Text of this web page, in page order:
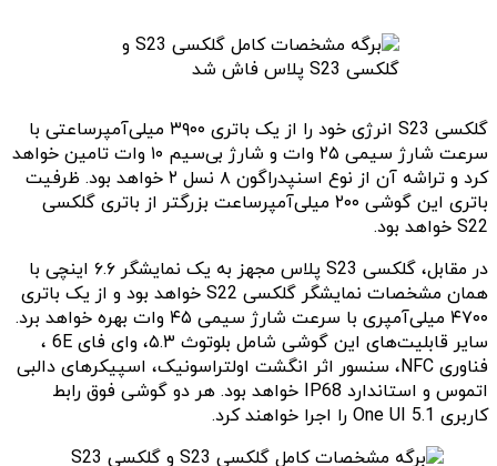
گلکسی S23 انرژی خود را از یک باتری ۳۹۰۰ میلی‌آمپرساعتی با
سرعت شارژ سیمی ۲۵ وات و شارژ بی‌سیم ۱۰ وات تامین خواهد
کرد و تراشه آن از نوع اسنپدراگون ۸ نسل ۲ خواهد بود‌. ظرفیت
باتری این گوشی ۲۰۰ میلی‌آمپرساعت بزرگتر از باتری گلکسی
S22 خواهد بود.
در مقابل، گلکسی S23 پلاس مجهز به یک نمایشگر ۶.۶ اینچی با
همان مشخصات نمایشگر گلکسی S22 خواهد بود و از یک باتری
۴۷۰۰ میلی‌آمپری با سرعت شارژ سیمی ۴۵ وات بهره خواهد برد.
سایر قابلیت‌های این گوشی شامل بلوتوث ۵.۳، وای فای 6E ،
فناوری NFC، سنسور اثر انگشت اولتراسونیک، اسپیکرهای دالبی
اتموس و استاندارد IP68 خواهد بود. هر دو گوشی فوق رابط
کاربری One UI 5.1 را اجرا خواهند کرد.